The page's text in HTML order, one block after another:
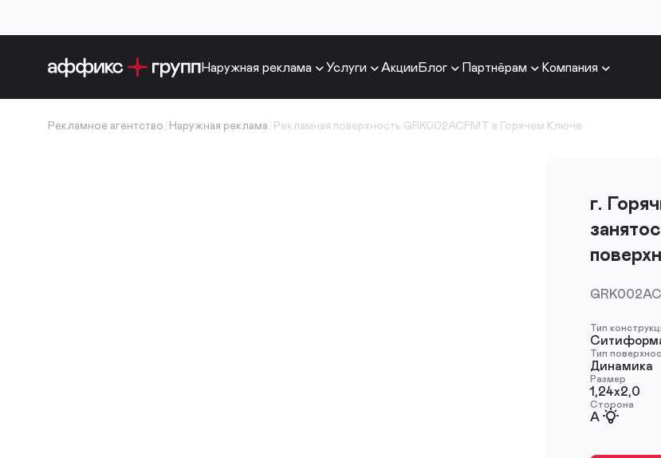
Наружная реклама Услуги АкцииБлог Партнёрам Компания
Рекламное агентство Наружная реклама Рекламная поверхность GRK002ACFMT в Горячем Ключе
г.
Тип
Тип
Динамика
Размер
1,24х2,0
Сторона
A